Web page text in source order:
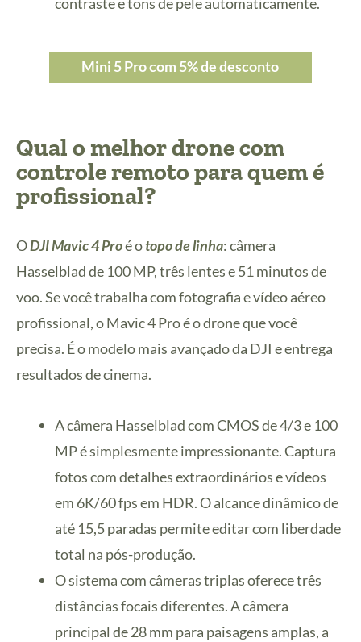
Mini 5 Pro com 5% de desconto
Qual o melhor drone com
controle remoto para quem é
profissional?
ODJI Mavic 4 Proé otopo de linha: câmera
Hasselblad de 100 MP, três lentes e 51 minutos de
voo. Se você trabalha com fotografia e vídeo aéreo
profissional, o Mavic 4 Pro é o drone que você
precisa. É o modelo mais avançado da DJI e entrega
resultados de cinema.
A câmera Hasselblad com CMOS de 4/3 e 100
MP é simplesmente impressionante. Captura
fotos com detalhes extraordinários e vídeos
em 6K/60 fps em HDR. O alcance dinâmico de
até 15,5 paradas permite editar com liberdade
total na pós-produção.
O sistema com câmeras triplas oferece três
distâncias focais diferentes. A câmera
principal de 28 mm para paisagens amplas, a